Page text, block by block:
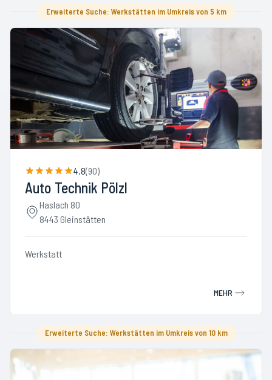
Erweiterte Suche: Werkstätten im Umkreis von 5 km
4.8(90)
Auto Technik Pölzl
Haslach 80
8443 Gleinstätten
Werkstatt
MEHR
Erweiterte Suche: Werkstätten im Umkreis von 10 km